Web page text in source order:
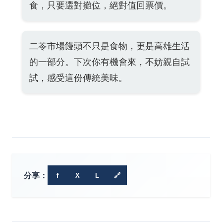
食，只要選對攤位，絕對值回票價。
二苓市場饅頭不只是食物，更是高雄生活
的一部分。下次你有機會來，不妨親自試
試，感受這份傳統美味。
分享： f X L 🔗